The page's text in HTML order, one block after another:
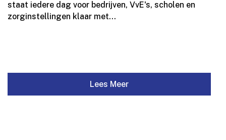
staat iedere dag voor bedrijven, VvE's, scholen en
zorginstellingen klaar met...
Lees Meer